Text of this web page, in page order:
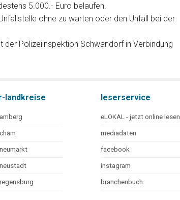
5.000.- Euro belaufen.
ohne zu warten oder den Unfall bei der
Polizeiinspektion Schwandorf in Verbindung
landkreise leserservice
eLOKAL - jetzt online lesen
mediadaten
facebook
instagram
branchenbuch